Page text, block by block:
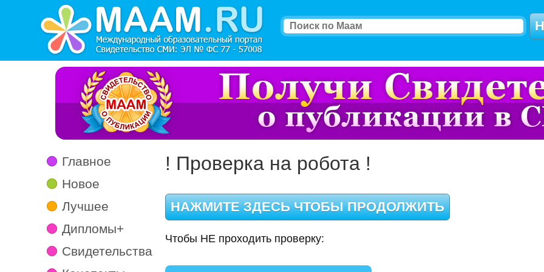
Главное
Новое
Лучшее
Дипломы+
Свидетельства
! Проверка на робота !
Чтобы НЕ проходить проверку: